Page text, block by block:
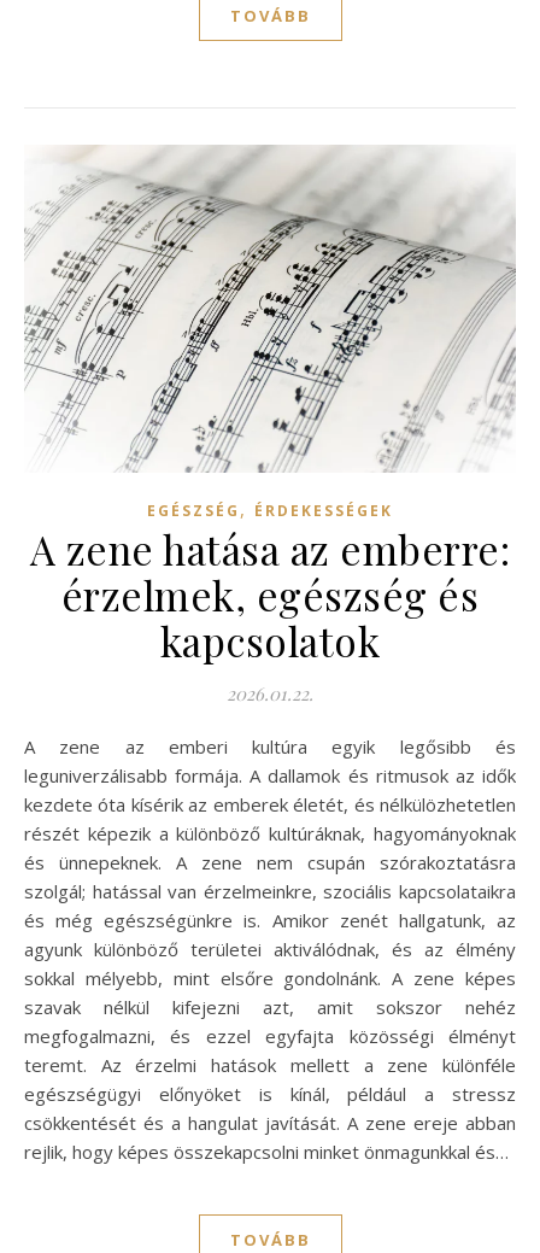
TOVÁBB
EGÉSZSÉG , ÉRDEKESSÉGEK
A zene hatása az emberre:
érzelmek, egészség és
kapcsolatok
2026.01.22.
A zene az emberi kultúra egyik legősibb és
leguniverzálisabb formája. A dallamok és ritmusok az idők
kezdete óta kísérik az emberek életét, és nélkülözhetetlen
részét képezik a különböző kultúráknak, hagyományoknak
és ünnepeknek. A zene nem csupán szórakoztatásra
szolgál; hatással van érzelmeinkre, szociális kapcsolataikra
és még egészségünkre is. Amikor zenét hallgatunk, az
agyunk különböző területei aktiválódnak, és az élmény
sokkal mélyebb, mint elsőre gondolnánk. A zene képes
szavak nélkül kifejezni azt, amit sokszor nehéz
megfogalmazni, és ezzel egyfajta közösségi élményt
teremt. Az érzelmi hatások mellett a zene különféle
egészségügyi előnyöket is kínál, például a stressz
csökkentését és a hangulat javítását. A zene ereje abban
rejlik, hogy képes összekapcsolni minket önmagunkkal és…
TOVÁBB